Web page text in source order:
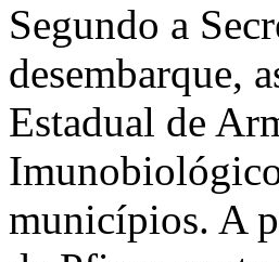
Segundo a
desembarque,
Estadual de
municípios. A